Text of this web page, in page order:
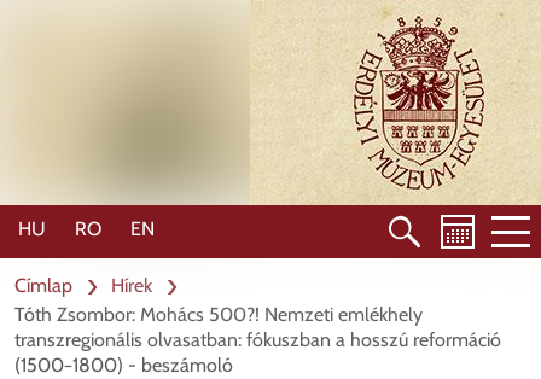
HU RO EN
Címlap
Hírek
Tóth Zsombor: Mohács 500?! Nemzeti emlékhely
transzregionális olvasatban: fókuszban a hosszú reformáció
(1500−1800) - beszámoló